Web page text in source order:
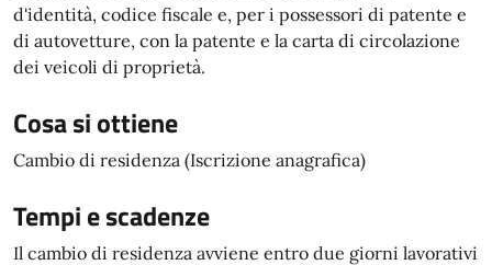
d'identità, codice fiscale e, per i possessori di patente e
di autovetture, con la patente e la carta di circolazione
dei veicoli di proprietà.
Cosa si ottiene
Cambio di residenza (Iscrizione anagrafica)
Tempi e scadenze
Il cambio di residenza avviene entro due giorni lavorativi